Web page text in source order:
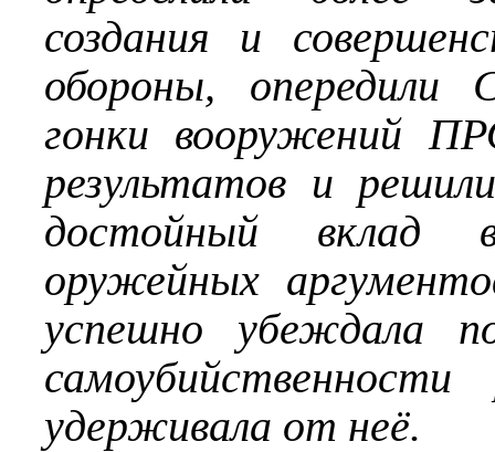
создания и
обороны,
гонки вооружений
результатов и
достойный вклад
оружейных
успешно убеждала
удерживала от неё.